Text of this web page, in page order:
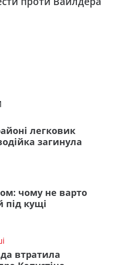
легковик
загинула
чому не варто
під кущі
втратила